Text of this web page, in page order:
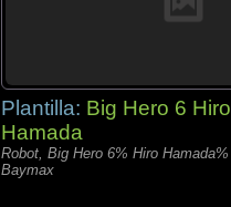
Plantilla: Big Hero 6 Hiro
Hamada
Robot, Big Hero 6% Hiro Hamada%
Baymax